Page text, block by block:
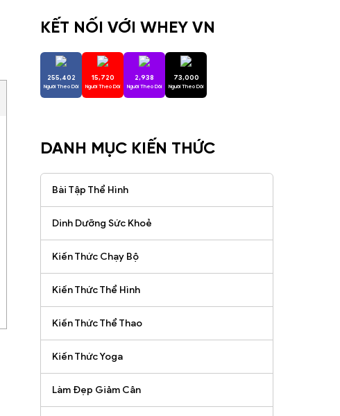
KẾT NỐI VỚI WHEY VN
255,402
Người Theo Dõi
15,720
Người Theo Dõi
2,938
Người Theo Dõi
73,000
Người Theo Dõi
DANH MỤC KIẾN THỨC
Bài Tập Thể Hình
Dinh Dưỡng Sức Khoẻ
Kiến Thức Chạy Bộ
Kiến Thức Thể Hình
Kiến Thức Thể Thao
Kiến Thức Yoga
Làm Đẹp Giảm Cân